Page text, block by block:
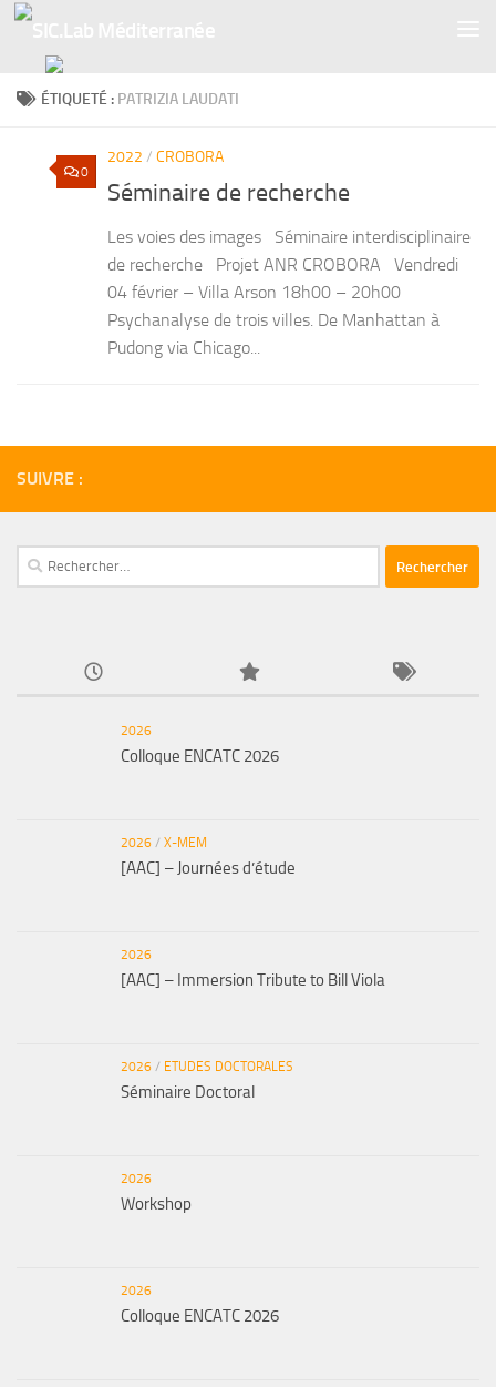
ÉTIQUETÉ : PATRIZIA LAUDATI
0
2022 / CROBORA
Séminaire de recherche
Les voies des images Séminaire interdisciplinaire
de recherche Projet ANR CROBORA Vendredi
04 février – Villa Arson 18h00 – 20h00
Psychanalyse de trois villes. De Manhattan à
Pudong via Chicago...
SUIVRE :
Rechercher :
2026
Colloque ENCATC 2026
2026 / X-MEM
[AAC] – Journées d’étude
2026
[AAC] – Immersion Tribute to Bill Viola
2026 / ETUDES DOCTORALES
Séminaire Doctoral
2026
Workshop
2026
Colloque ENCATC 2026